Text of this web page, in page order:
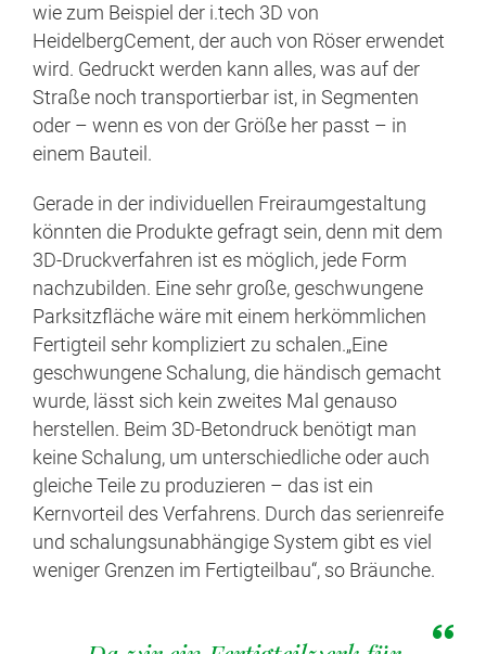
wie zum Beispiel der i.tech 3D von
HeidelbergCement, der auch von Röser erwendet
wird. Gedruckt werden kann alles, was auf der
Straße noch transportierbar ist, in Segmenten
oder – wenn es von der Größe her passt – in
einem Bauteil.
Gerade in der individuellen Freiraumgestaltung
könnten die Produkte gefragt sein, denn mit dem
3D-Druckverfahren ist es möglich, jede Form
nachzubilden. Eine sehr große, geschwungene
Parksitzfläche wäre mit einem herkömmlichen
Fertigteil sehr kompliziert zu schalen.„Eine
geschwungene Schalung, die händisch gemacht
wurde, lässt sich kein zweites Mal genauso
herstellen. Beim 3D-Betondruck benötigt man
keine Schalung, um unterschiedliche oder auch
gleiche Teile zu produzieren – das ist ein
Kernvorteil des Verfahrens. Durch das serienreife
und schalungsunabhängige System gibt es viel
weniger Grenzen im Fertigteilbau“, so Bräunche.